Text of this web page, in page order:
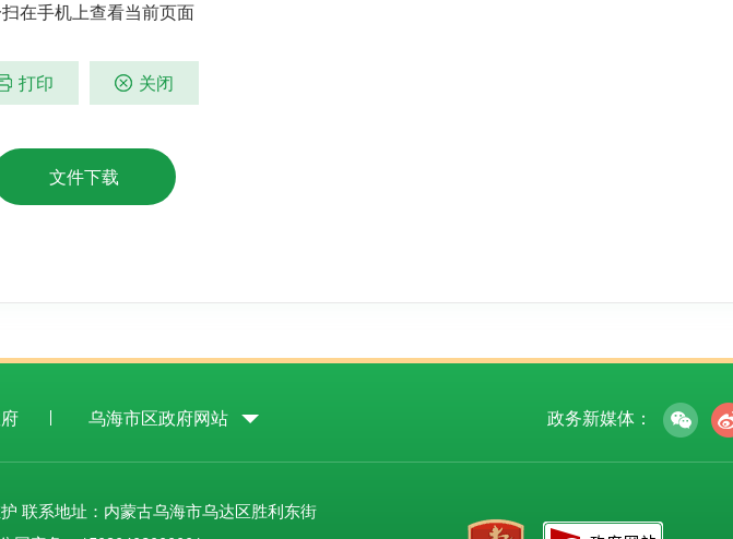
在手机上查看当前页面
打印 关闭
文件下载
乌海市区政府网站 政务新媒体：
联系地址：内蒙古乌海市乌达区胜利东街